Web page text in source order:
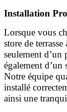
Installation
Lorsque vous
store de
seulement d’un
également d’un
Notre équipe
installé
ainsi une